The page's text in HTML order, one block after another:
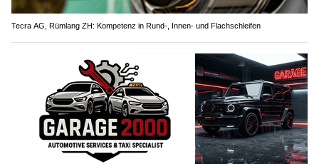
Tecra AG, Rümlang ZH: Kompetenz in Rund-, Innen- und Flachschleifen